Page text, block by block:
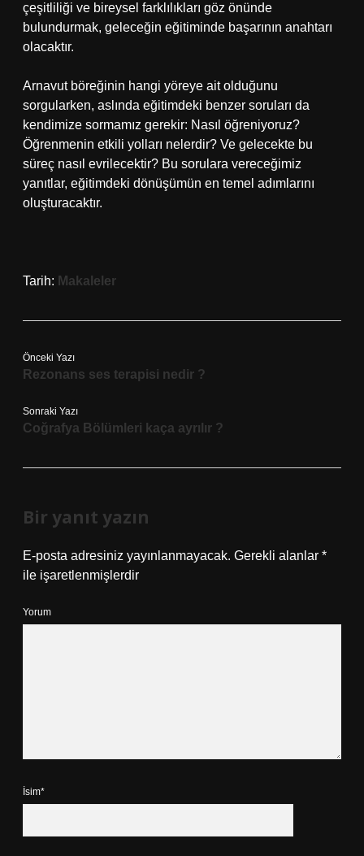
çeşitliliği ve bireysel farklılıkları göz önünde
bulundurmak, geleceğin eğitiminde başarının anahtarı
olacaktır.
Arnavut böreğinin hangi yöreye ait olduğunu
sorgularken, aslında eğitimdeki benzer soruları da
kendimize sormamız gerekir: Nasıl öğreniyoruz?
Öğrenmenin etkili yolları nelerdir? Ve gelecekte bu
süreç nasıl evrilecektir? Bu sorulara vereceğimiz
yanıtlar, eğitimdeki dönüşümün en temel adımlarını
oluşturacaktır.
Tarih: Makaleler
Önceki Yazı
Rezonans ses terapisi nedir ?
Sonraki Yazı
Coğrafya Bölümleri kaça ayrılır ?
Bir yanıt yazın
E-posta adresiniz yayınlanmayacak. Gerekli alanlar *
ile işaretlenmişlerdir
Yorum
İsim*